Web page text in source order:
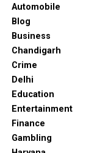
Automobile
Blog
Business
Chandigarh
Crime
Delhi
Education
Entertainment
Finance
Gambling